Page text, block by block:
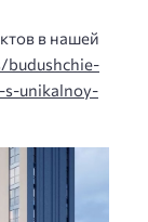
в нашей
unikalnoy-